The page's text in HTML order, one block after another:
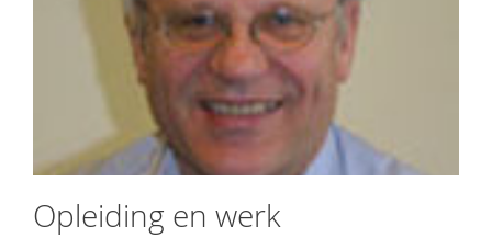
Opleiding en werk